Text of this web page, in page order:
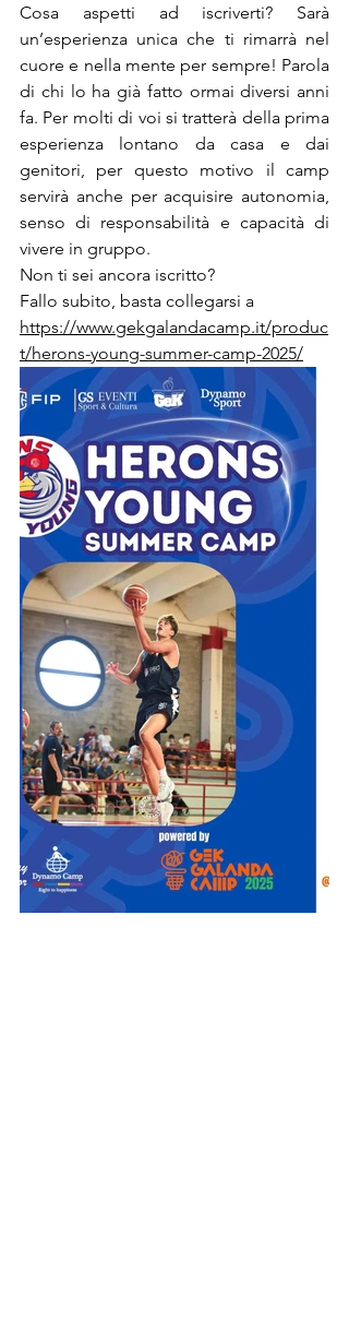
Cosa aspetti ad iscriverti? Sarà
un’esperienza unica che ti rimarrà nel
cuore e nella mente per sempre! Parola
di chi lo ha già fatto ormai diversi anni
fa. Per molti di voi si tratterà della prima
esperienza lontano da casa e dai
genitori, per questo motivo il camp
servirà anche per acquisire autonomia,
senso di responsabilità e capacità di
vivere in gruppo.
Non ti sei ancora iscritto?
Fallo subito, basta collegarsi a
https://www.gekgalandacamp.it/produc
t/herons-young-summer-camp-2025/